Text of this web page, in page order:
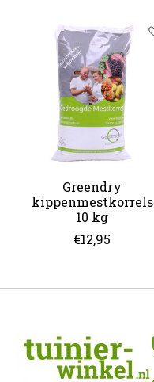
Greendry
kippenmestkorrels
10 kg
€12,95